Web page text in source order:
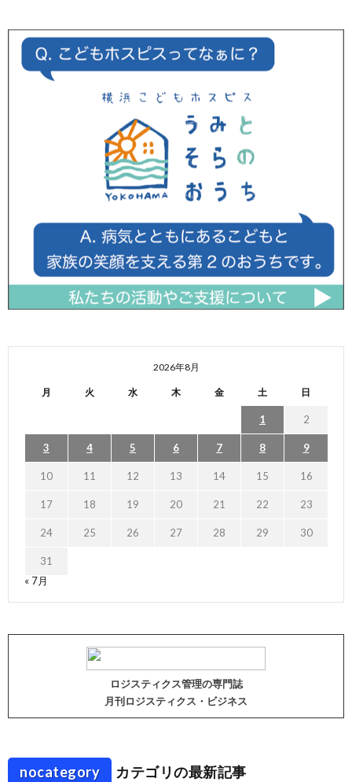
2026年8月
月 火 水 木 金 土 日
1 2
3 4 5 6 7 8 9
10 11 12 13 14 15 16
17 18 19 20 21 22 23
24 25 26 27 28 29 30
31
« 7月
ロジスティクス管理の専門誌
月刊ロジスティクス・ビジネス
nocategory カテゴリの最新記事